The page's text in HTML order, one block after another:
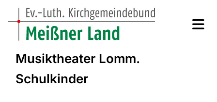
Musiktheater Lomm.
Schulkinder